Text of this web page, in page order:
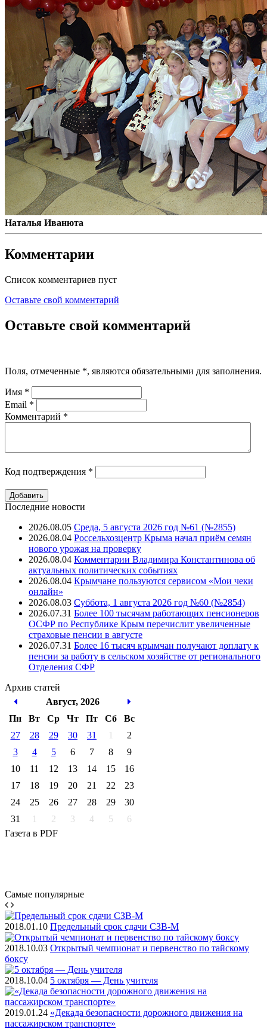
Наталья Иванюта
Комментарии
Список комментариев пуст
Оставьте свой комментарий
Оставьте свой комментарий
Поля, отмеченные *, являются обязательными для заполнения.
Имя *
Email *
Комментарий *
Код подтверждения *
Последние новости
2026.08.05 Среда, 5 августа 2026 год №61 (№2855)
2026.08.04 Россельхозцентр Крыма начал приём семян
нового урожая на проверку
2026.08.04 Комментарии Владимира Константинова об
актуальных политических событиях
2026.08.04 Крымчане пользуются сервисом «Мои чеки
онлайн»
2026.08.03 Суббота, 1 августа 2026 год №60 (№2854)
2026.07.31 Более 100 тысячам работающих пенсионеров
ОСФР по Республике Крым перечислит увеличенные
страховые пенсии в августе
2026.07.31 Более 16 тысяч крымчан получают доплату к
пенсии за работу в сельском хозяйстве от регионального
Отделения СФР
Архив статей
Август, 2026
Пн
Вт Ср Чт Пт Cб
Вс
27
28 29 30 31 1
2
3
4 5 6 7 8
9
10
11 12 13 14 15
16
17
18 19 20 21 22
23
24
25 26 27 28 29
30
31
1 2 3 4 5
6
Газета в PDF
Самые популярные
2018.01.10 Предельный срок сдачи СЗВ-М
2018.10.03 Открытый чемпионат и первенство по тайскому
боксу
2018.10.04 5 октября — День учителя
2019.01.24 «Декада безопасности дорожного движения на
пассажирском транспорте»